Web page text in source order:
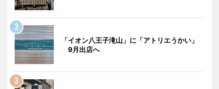
「イオン八王子滝山」に「アトリエうかい」
9月出店へ